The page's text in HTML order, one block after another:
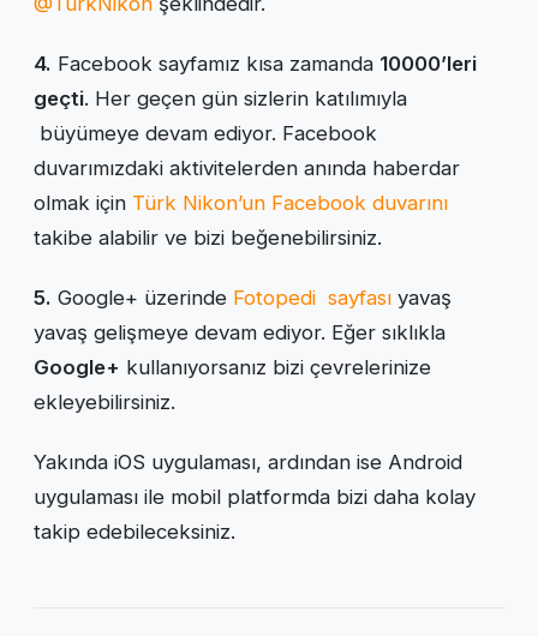
4. Facebook sayfamız kısa zamanda 10000’leri
geçti. Her geçen gün sizlerin katılımıyla
büyümeye devam ediyor. Facebook
duvarımızdaki aktivitelerden anında haberdar
olmak için Türk Nikon’un Facebook duvarını
takibe alabilir ve bizi beğenebilirsiniz.
5. Google+ üzerinde Fotopedi sayfası yavaş
yavaş gelişmeye devam ediyor. Eğer sıklıkla
Google+ kullanıyorsanız bizi çevrelerinize
ekleyebilirsiniz.
Yakında iOS uygulaması, ardından ise Android
uygulaması ile mobil platformda bizi daha kolay
takip edebileceksiniz.